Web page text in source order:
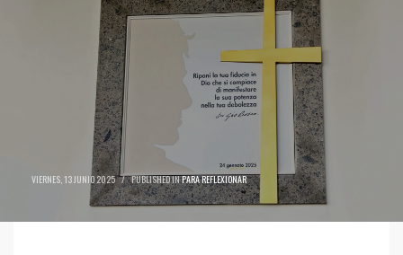
VIERNES, 13 JUNIO 2025 / PUBLISHED INPARA REFLEXIONAR